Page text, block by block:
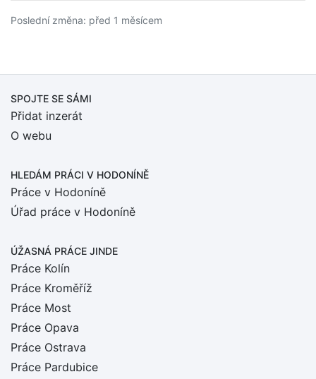
Poslední změna: před 1 měsícem
SPOJTE SE SÁMI
Přidat inzerát
O webu
HLEDÁM PRÁCI V HODONÍNĚ
Práce v Hodoníně
Úřad práce v Hodoníně
ÚŽASNÁ PRÁCE JINDE
Práce Kolín
Práce Kroměříž
Práce Most
Práce Opava
Práce Ostrava
Práce Pardubice